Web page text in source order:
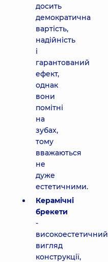
досить
демократична
вартість,
надійність
і
гарантований
ефект,
однак
вони
помітні
на
зубах,
тому
вважаються
не
дуже
естетичними.
Керамічні
брекети
-
високоестетичний
вигляд
конструкції,